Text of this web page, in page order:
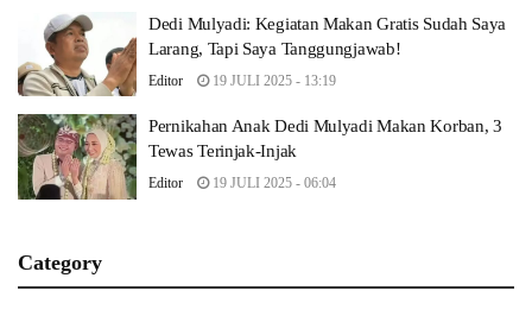
Dedi Mulyadi: Kegiatan Makan Gratis Sudah Saya
Larang, Tapi Saya Tanggungjawab!
Editor 19 JULI 2025 - 13:19
Pernikahan Anak Dedi Mulyadi Makan Korban, 3
Tewas Terinjak-Injak
Editor 19 JULI 2025 - 06:04
Category